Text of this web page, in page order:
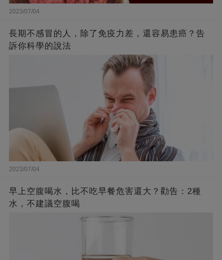
2023/07/04
長期不感冒的人，除了免疫力差，還容易患癌？告
訴你科學的說法
2023/07/04
早上空腹喝水，比不吃早餐危害還大？勸告：2種
水，不建議空腹喝